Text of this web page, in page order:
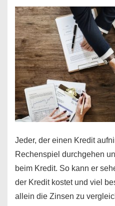
es
möglich!
Jeder, der einen Kredit
Rechenspiel durchgehen
beim Kredit. So kann er
der Kredit kostet und viel
allein die Zinsen zu